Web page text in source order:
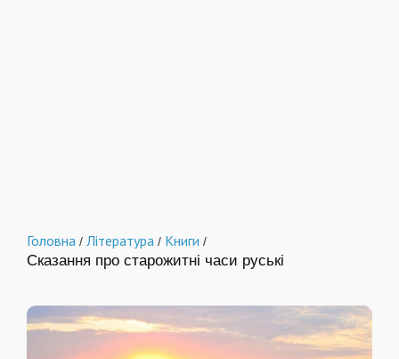
Головна / Література / Книги /
Сказання про старожитні часи руські